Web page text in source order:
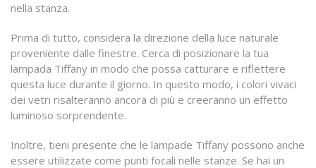
nella stanza.
Prima di tutto, considera la direzione della luce naturale
proveniente dalle finestre. Cerca di posizionare la tua
lampada Tiffany in modo che possa catturare e riflettere
questa luce durante il giorno. In questo modo, i colori vivaci
dei vetri risalteranno ancora di più e creeranno un effetto
luminoso sorprendente.
Inoltre, tieni presente che le lampade Tiffany possono anche
essere utilizzate come punti focali nelle stanze. Se hai un